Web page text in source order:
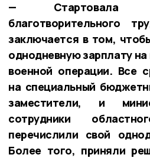
— Стартовала
благотворительного
заключается в том,
однодневную зарплату
военной операции. Все
на специальный
заместители, и
сотрудники
перечислили свой
Более того, приняли